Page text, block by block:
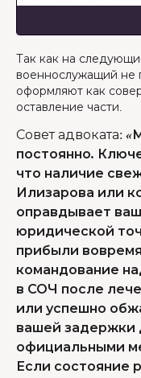
Так как на
военнослужащий не
оформляют как
оставление части.
Совет адвоката:
постоянно.
что наличие
Илизарова или
оправдывает
юридической
прибыли
командование
в СОЧ после
или успешно
вашей задержки
официальными
Если состояние